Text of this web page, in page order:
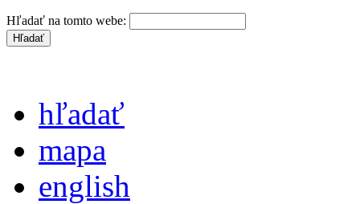
Hľadať na tomto webe:
hľadať
mapa
english